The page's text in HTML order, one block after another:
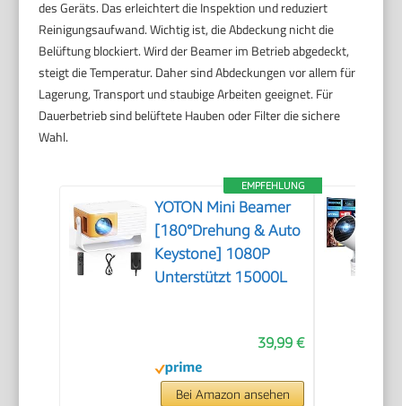
des Geräts. Das erleichtert die Inspektion und reduziert
Reinigungsaufwand. Wichtig ist, die Abdeckung nicht die
Belüftung blockiert. Wird der Beamer im Betrieb abgedeckt,
steigt die Temperatur. Daher sind Abdeckungen vor allem für
Lagerung, Transport und staubige Arbeiten geeignet. Für
Dauerbetrieb sind belüftete Hauben oder Filter die sichere
Wahl.
EMPFEHLUNG
YOTON Mini Beamer
[180°Drehung & Auto
Keystone] 1080P
Unterstützt 15000L
39,99 €
Bei Amazon ansehen